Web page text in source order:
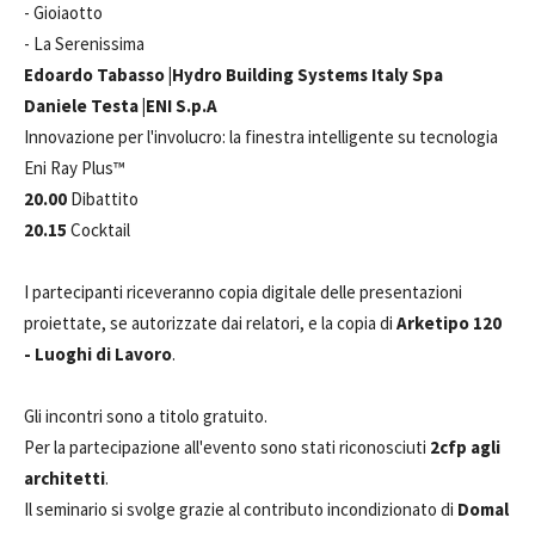
- Gioiaotto
- La Serenissima
Edoardo Tabasso |Hydro Building Systems Italy Spa
Daniele Testa |ENI S.p.A
Innovazione per l'involucro: la finestra intelligente su tecnologia
Eni Ray Plus™
20.00 Dibattito
20.15 Cocktail
I partecipanti riceveranno copia digitale delle presentazioni
proiettate, se autorizzate dai relatori, e la copia di Arketipo 120
- Luoghi di Lavoro.
Gli incontri sono a titolo gratuito.
Per la partecipazione all'evento sono stati riconosciuti 2cfp agli
architetti.
Il seminario si svolge grazie al contributo incondizionato di Domal